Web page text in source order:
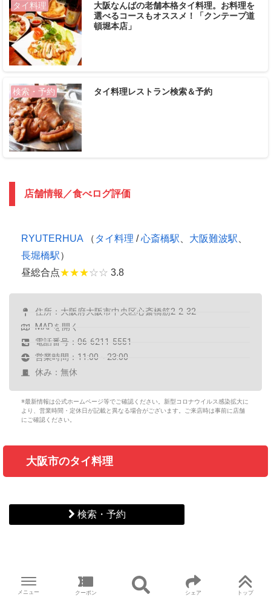
タイ料理
大阪なんばの老舗本格タイ料理。お料理を
選べるコースもオススメ！「クンテープ道
頓堀本店」
検索・予約 タイ料理レストラン検索＆予約
店舗情報／食べログ評価
RYUTERHUA （ タイ料理 /心斎橋駅 大阪難波駅
長堀橋駅）
昼総合点★★★☆☆ 3.8
住所：大阪府大阪市中央区心斎橋筋2-2-32
MAPを開く
電話番号：06-6211-5551
営業時間：11:00～23:00
休み：無休
※最新情報は公式ホームページ等でご確認ください。新型コロナウイルス感染拡大に
より、営業時間・定休日が記載と異なる場合がございます。ご来店時は事前に店舗
にご確認ください。
大阪市のタイ料理
検索・予約
メニュー クーポン シェア トップ